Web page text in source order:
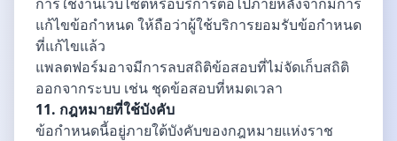
แก้ไขข้อกำหนด ให้ถือว่าผู้ใช้บริการยอมรับข้อกำหนด
ที่แก้ไขแล้ว
แพลตฟอร์มอาจมีการลบสถิติข้อสอบที่ไม่จัดเก็บสถิติ
ออกจากระบบ เช่น ชุดข้อสอบที่หมดเวลา
11. กฎหมายที่ใช้บังคับ
ข้อกำหนดนี้อยู่ภายใต้บังคับของกฎหมายแห่งราช